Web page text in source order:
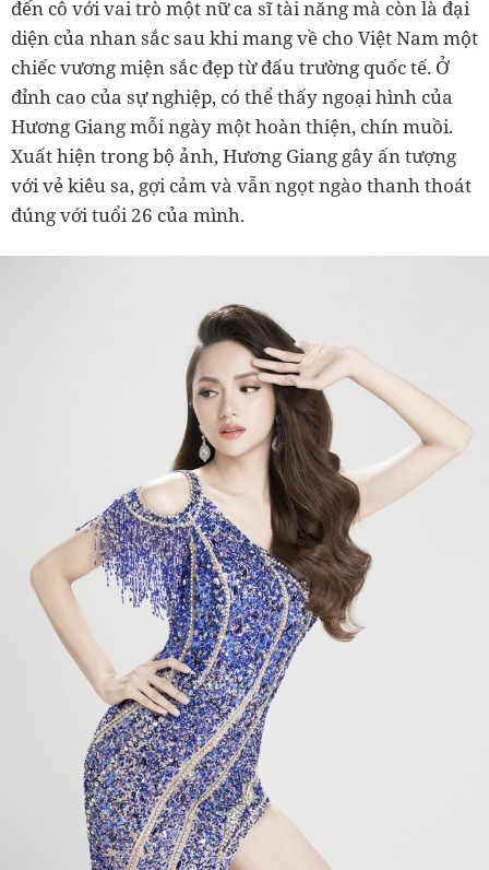
đến cô với vai trò một nữ ca sĩ tài năng mà còn là đại
diện của nhan sắc sau khi mang về cho Việt Nam một
chiếc vương miện sắc đẹp từ đấu trường quốc tế. Ở
đỉnh cao của sự nghiệp, có thể thấy ngoại hình của
Hương Giang mỗi ngày một hoàn thiện, chín muồi.
Xuất hiện trong bộ ảnh, Hương Giang gây ấn tượng
với vẻ kiêu sa, gợi cảm và vẫn ngọt ngào thanh thoát
đúng với tuổi 26 của mình.